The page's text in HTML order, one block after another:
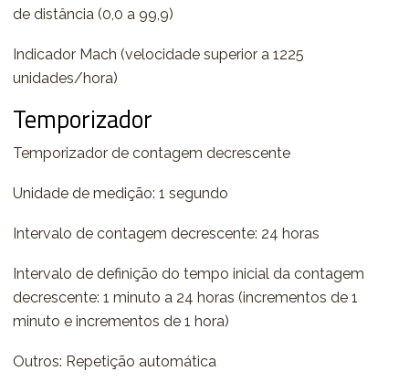
de distância (0,0 a 99,9)
Indicador Mach (velocidade superior a 1225
unidades/hora)
Temporizador
Temporizador de contagem decrescente
Unidade de medição: 1 segundo
Intervalo de contagem decrescente: 24 horas
Intervalo de definição do tempo inicial da contagem
decrescente: 1 minuto a 24 horas (incrementos de 1
minuto e incrementos de 1 hora)
Outros: Repetição automática